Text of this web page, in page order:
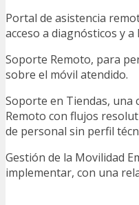
Portal de asistencia
acceso a diagnósticos y
Soporte Remoto, para
sobre el móvil atendido.
Soporte en Tiendas, una
Remoto con flujos
de personal sin perfil
Gestión de la Movilidad
implementar, con una